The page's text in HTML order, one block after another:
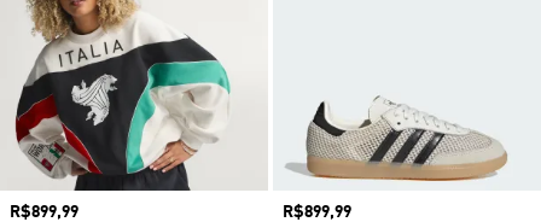
Preço
R$899,99
Preço
R$899,99